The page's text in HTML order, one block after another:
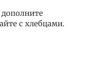
с хлебцами.